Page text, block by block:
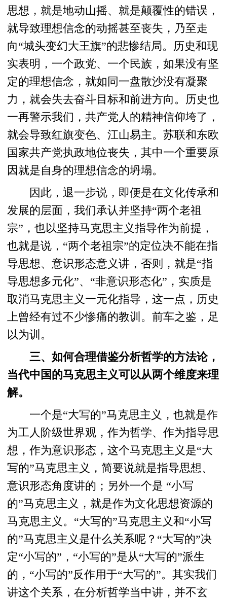
思想，就是地动山摇、就是颠覆性的错误，
就导致理想信念的动摇甚至丧失，乃至走
向“城头变幻大王旗”的悲惨结局。历史和现
实表明，一个政党、一个民族，如果没有坚
定的理想信念，就如同一盘散沙没有凝聚
力，就会失去奋斗目标和前进方向。历史也
一再警示我们，共产党人的精神信仰垮了，
就会导致红旗变色、江山易主。苏联和东欧
国家共产党执政地位丧失，其中一个重要原
因就是自身的理想信念的坍塌。
因此，退一步说，即便是在文化传承和
发展的层面，我们承认并坚持“两个老祖
宗”，也以坚持马克思主义指导作为前提，
也就是说，“两个老祖宗”的定位决不能在指
导思想、意识形态意义讲，否则，就是“指
导思想多元化”、“非意识形态化”，实质是
取消马克思主义一元化指导，这一点，历史
上曾经有过不少惨痛的教训。前车之鉴，足
以为训。
三、如何合理借鉴分析哲学的方法论，
当代中国的马克思主义可以从两个维度来理
解。
一个是“大写的”马克思主义，也就是作
为工人阶级世界观，作为哲学、作为指导思
想，作为意识形态，这个马克思主义是“大
写的”马克思主义，简要说就是指导思想、
意识形态角度讲的；另外一个是 “小写
的”马克思主义，就是作为文化思想资源的
马克思主义。“大写的”马克思主义和“小写
的”马克思主义是什么关系呢？“大写的”决
定“小写的”，“小写的”是从“大写的”派生
的，“小写的”反作用于“大写的”。其实我们
讲这个关系，在分析哲学当中讲，并不玄